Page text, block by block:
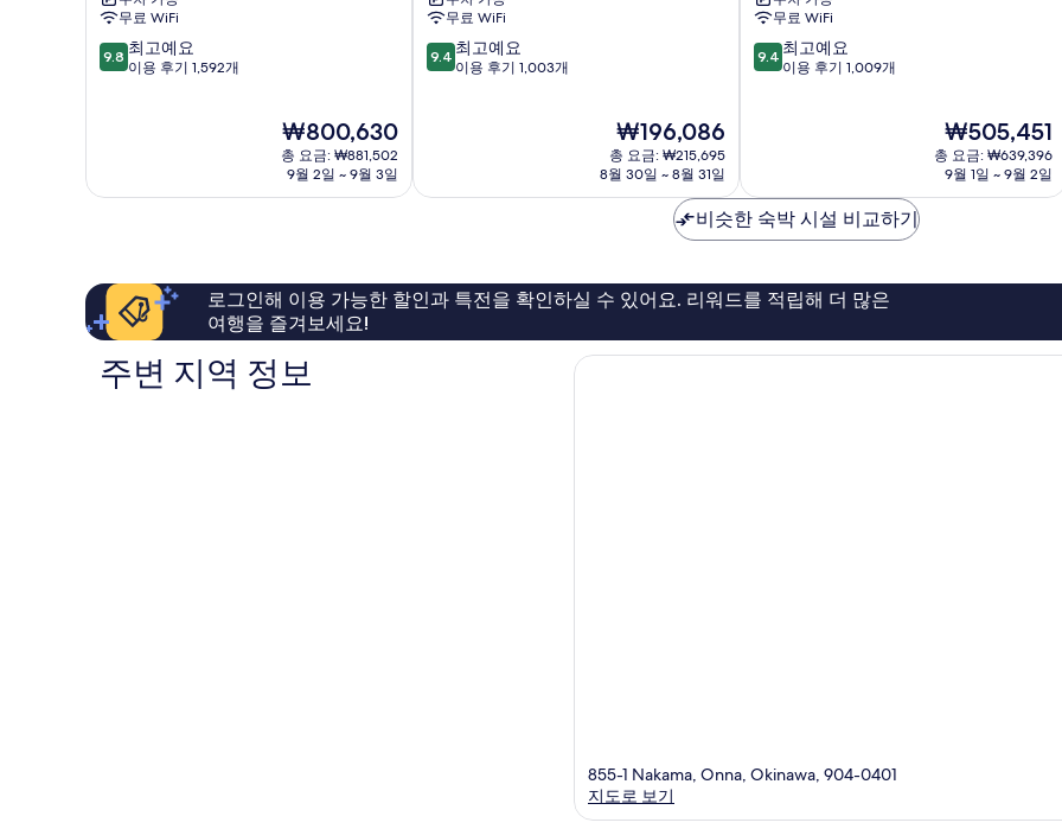
오
키
나
와
무료 WiFi
10
점
최
이
용
후
기
1,592
9.8 최고예요
이용 후기 1,592개
현
재
요
₩800,630
총 요금: ₩881,502
9월 2일 ~ 9월 3일
브
나
하
시
무료 WiFi
10
점
최
이
용
기
9.4 최고예요
이용 후기 1,003개
현
재
요
₩196,086
₩196,086
총 요금: ₩215,695
8월 30일 ~ 8월 31일
라
스
Nago
무료 WiFi
10
점
최
고
예
이
용
기
9.4 최고예요
이용 후기 1,009개
현
재
요
₩505,451
총 요금: ₩639,396
9월 1일 ~ 9월 2일
비슷한 숙박 시설 비교하기
로그인해 이용 가능한 할인과 특전을 확인하실 수 있어요. 리워드를 적립해 더 많은
여행을 즐겨보세요!
주변 지역 정보
855-1 Nakama, Onna, Okinawa, 904-0401
지도로 보기